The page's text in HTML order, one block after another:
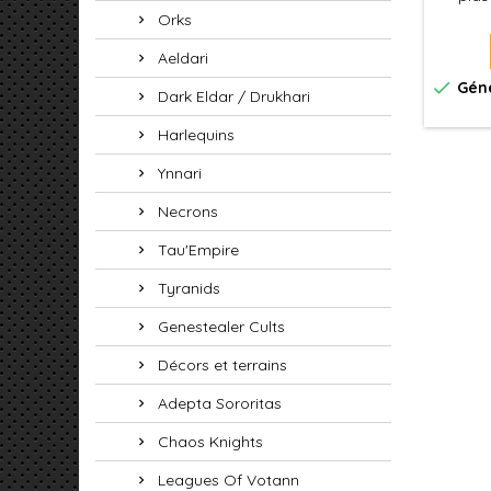
Orks
Aeldari
Dark Eldar / Drukhari
Harlequins
Ynnari
Necrons
Tau'Empire
Tyranids
Genestealer Cults
Décors et terrains
Adepta Sororitas
Chaos Knights
Leagues Of Votann
